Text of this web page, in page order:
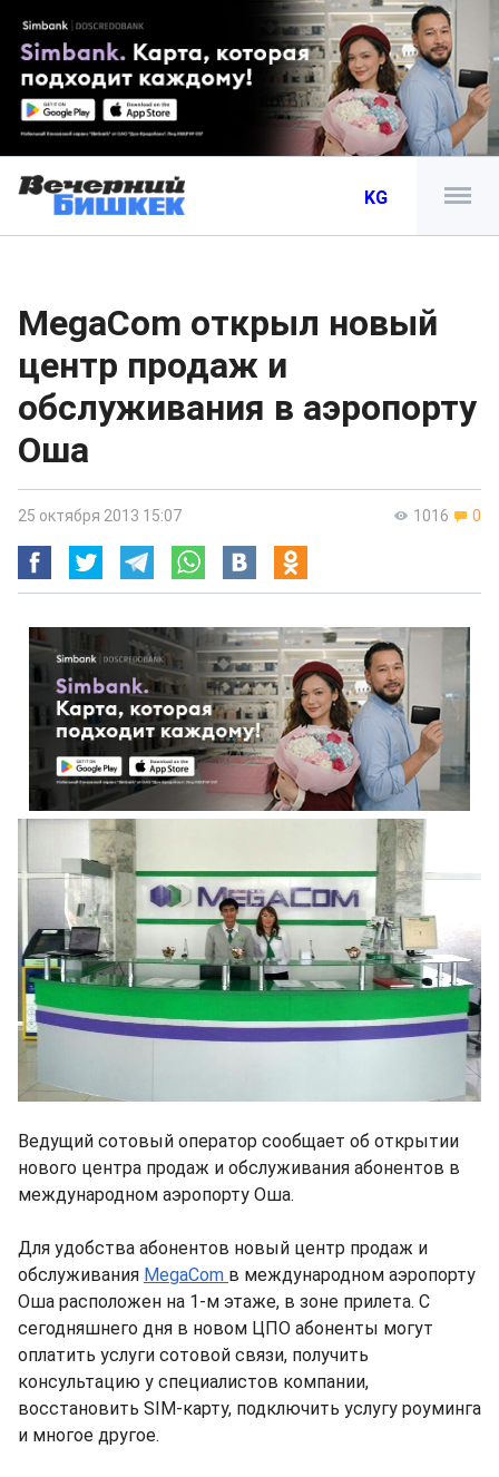
KG
MegaCom открыл новый
центр продаж и
обслуживания в аэропорту
Оша
1016 0
25 октября 2013 15:07
Ведущий сотовый оператор сообщает об открытии
нового центра продаж и обслуживания абонентов в
международном аэропорту Оша.
Для удобства абонентов новый центр продаж и
обслуживания MegaCom в международном аэропорту
Оша расположен на 1-м этаже, в зоне прилета. С
сегодняшнего дня в новом ЦПО абоненты могут
оплатить услуги сотовой связи, получить
консультацию у специалистов компании,
восстановить SIM-карту, подключить услугу роуминга
и многое другое.